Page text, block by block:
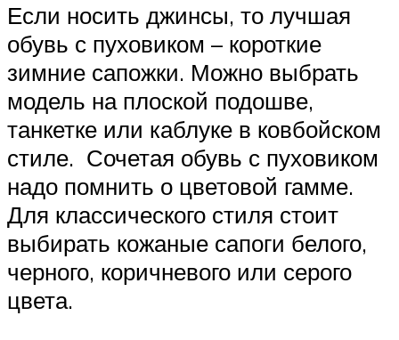
Если носить джинсы, то лучшая
обувь с пуховиком – короткие
зимние сапожки. Можно выбрать
модель на плоской подошве,
танкетке или каблуке в ковбойском
стиле. Сочетая обувь с пуховиком
надо помнить о цветовой гамме.
Для классического стиля стоит
выбирать кожаные сапоги белого,
черного, коричневого или серого
цвета.